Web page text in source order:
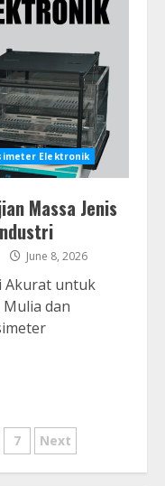
Elektronik
Massa Jenis
June 8, 2026
Akurat untuk
Mulia dan
7 Next